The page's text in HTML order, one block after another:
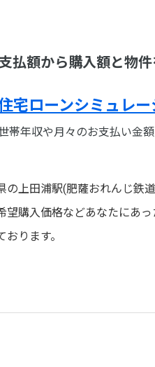
払額から購入額と物
宅ローンシミュレー
帯年収や月々のお支払い金
の上田浦駅(肥薩おれんじ鉄
望購入価格などあなたにあ
おります。